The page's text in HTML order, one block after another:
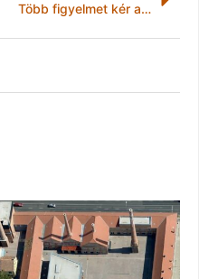
Több figyelmet kér a Jobbik az oktatásban dolgozóknak